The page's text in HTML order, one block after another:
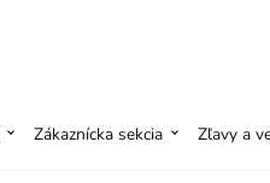
Zákaznícka sekcia Zľavy a